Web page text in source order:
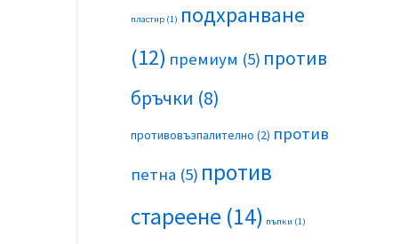
пластир (1) подхранване
(12) премиум (5) против
бръчки (8)
противовъзпалително (2) против
петна (5) против
стареене (14) пъпки (1)